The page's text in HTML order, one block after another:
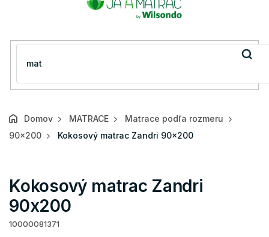
Domov MATRACE
Matrace podľa rozmeru
90x200
Kokosový matrac Zandri 90x200
Kokosový matrac Zandri
90x200
10000081371